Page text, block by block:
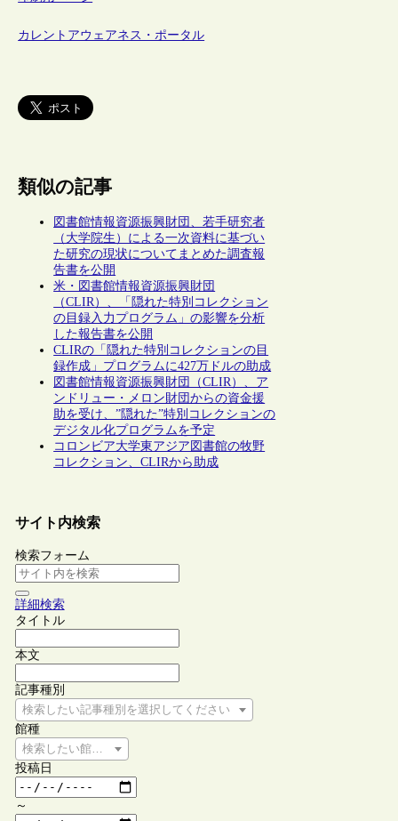
カレントアウェアネス・ポータル
類似の記事
図書館情報資源振興財団、若手研究者
（大学院生）による一次資料に基づい
た研究の現状についてまとめた調査報
告書を公開
米・図書館情報資源振興財団
（CLIR）、「隠れた特別コレクション
の目録入力プログラム」の影響を分析
した報告書を公開
CLIRの「隠れた特別コレクションの目
録作成」プログラムに427万ドルの助成
図書館情報資源振興財団（CLIR）、ア
ンドリュー・メロン財団からの資金援
助を受け、”隠れた”特別コレクションの
デジタル化プログラムを予定
コロンビア大学東アジア図書館の牧野
コレクション、CLIRから助成
サイト内検索
検索フォーム
詳細検索
タイトル
本文
記事種別
検索したい記事種別を選択してください
館種
検索したい館種を選択してください
投稿日
～